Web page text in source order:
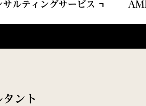
ルティングサービス
ント